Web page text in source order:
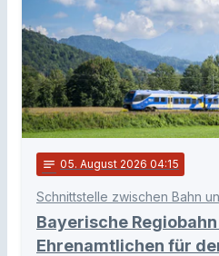
notes 05. August 2026 04:15
Schnittstelle zwischen Bahn
Bayerische
Ehrenamtlichen für